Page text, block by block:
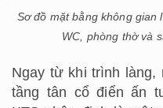
Sơ đồ mặt bằng không gian
WC, phòng thờ và
Ngay từ khi trình làng,
tầng tân cổ điển ấn